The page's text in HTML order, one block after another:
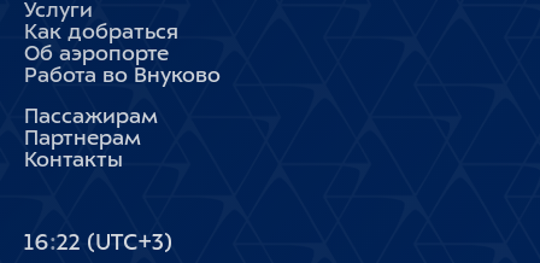
Услуги
Как добраться
Об аэропорте
Работа во Внуково
Пассажирам
Партнерам
Контакты
16 22 (UTC+3)